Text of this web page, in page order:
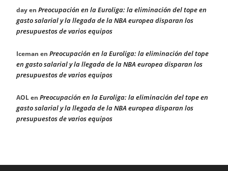
dayen Preocupación en la Euroliga: la eliminación del tope en
gasto salarial y la llegada de la NBA europea disparan los
presupuestos de varios equipos
Iceman en Preocupación en la Euroliga: la eliminación del tope
en gasto salarial y la llegada de la NBA europea disparan los
presupuestos de varios equipos
AOLen Preocupación en la Euroliga: la eliminación del tope en
gasto salarial y la llegada de la NBA europea disparan los
presupuestos de varios equipos